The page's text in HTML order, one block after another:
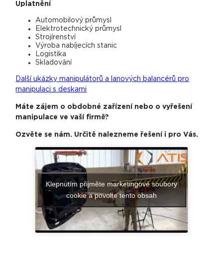
Uplatnění
Automobilový průmysl
Elektrotechnický průmysl
Strojírenství
Výroba nabíjecích stanic
Logistika
Skladování
Další ukázky manipulátorů a lanových balancérů pro
manipulaci s deskami
Máte zájem o obdobné zařízení nebo o vyřešení
manipulace ve vaší firmě?
Ozvěte se nám. Určitě nalezneme řešení i pro Vás.
Klepnutím přijměte marketingové soubory
cookie a povolte tento obsah